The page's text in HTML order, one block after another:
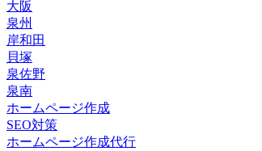
大阪
泉州
岸和田
貝塚
泉佐野
泉南
ホームページ作成
SEO対策
ホームページ作成代行